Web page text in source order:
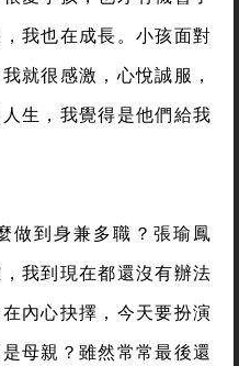
我也在成長。小孩面對
就很感激，心悅誠服，
生，我覺得是他們給我
做到身兼多職？張瑜鳳
我到現在都還沒有辦法
內心抉擇，今天要扮演
母親？雖然常常最後還